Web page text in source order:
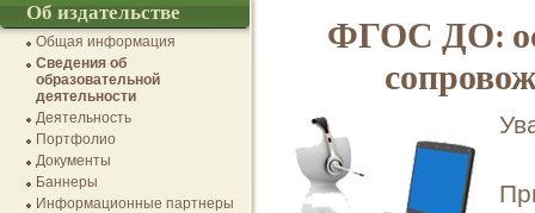
ФГОС ДО:
Об издательстве
Общая информация
Сведения об
образовательной
деятельности
Деятельность
Портфолио
Документы
Баннеры
Информационные партнеры